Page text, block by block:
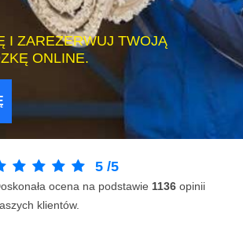
I ZAREZERWUJ TWOJĄ
ONLINE.
5 /5
ocena na podstawie 1136 opinii
klientów.